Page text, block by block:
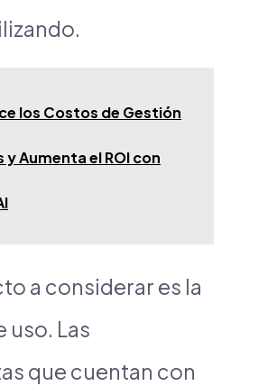
los Costos de Gestión
y Aumenta el ROI con
a considerar es la
uso. Las
que cuentan con